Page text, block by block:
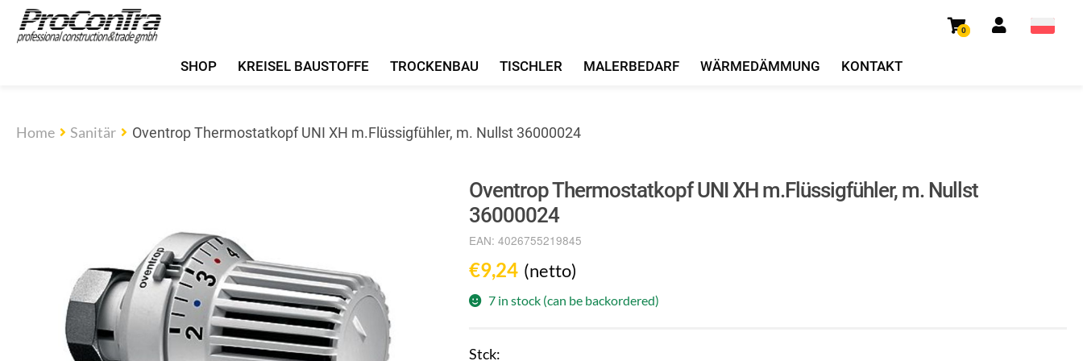
0
SHOP KREISEL BAUSTOFFE TROCKENBAU TISCHLER MALERBEDARF WÄRMEDÄMMUNG KONTAKT
Home Sanitär Oventrop Thermostatkopf UNI XH m.Flüssigfühler, m. Nullst 36000024
Oventrop Thermostatkopf UNI XH m.Flüssigfühler, m. Nullst
36000024
EAN: 4026755219845
€9,24 (netto)
7 in stock (can be backordered)